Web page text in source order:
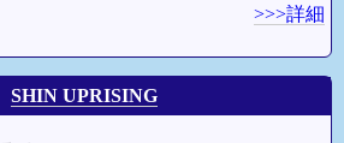
>>>詳細
SHIN UPRISING